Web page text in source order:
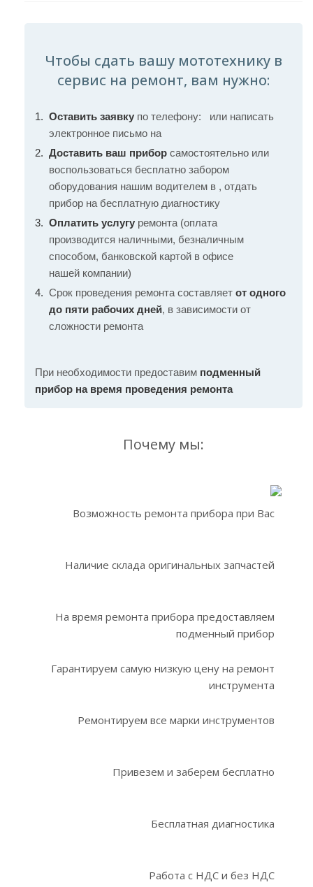
Чтобы сдать вашу мототехнику в
сервис на ремонт, вам нужно:
Оставить заявку по телефону:
или написать
электронное письмо на
Доставить ваш прибор самостоятельно или
воспользоваться бесплатно забором
оборудования нашим водителем в , отдать
прибор на бесплатную диагностику
Оплатить услугу ремонта (оплата
производится наличными, безналичным
способом, банковской картой в офисе
нашей компании)
Срок проведения ремонта составляет от одного
до пяти рабочих дней, в зависимости от
сложности ремонта
При необходимости предоставим подменный
прибор на время проведения ремонта
Почему мы:
Возможность ремонта прибора при Вас
Наличие склада оригинальных запчастей
На время ремонта прибора предоставляем
подменный прибор
Гарантируем самую низкую цену на ремонт
инструмента
Ремонтируем все марки инструментов
Привезем и заберем бесплатно
Бесплатная диагностика
Работа с НДС и без НДС